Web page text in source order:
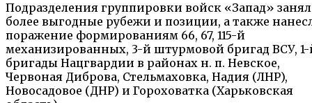
Подразделения группировки войск «Запад»
более выгодные рубежи и позиции, а также
поражение формированиям 66, 67, 115-й
механизированных, 3-й штурмовой бригад ВСУ,
бригады Нацгвардии в районах н. п. Невское,
Червоная Диброва, Стельмаховка, Надия (ЛНР),
Новосадовое (ДНР) и Гороховатка (Харьковская